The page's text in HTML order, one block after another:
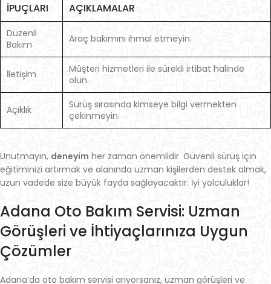
İPUÇLARI AÇIKLAMALAR
Düzenli
Bakım
Araç bakımını ihmal etmeyin.
İletişim
Müşteri hizmetleri ile sürekli irtibat halinde
olun.
Açıklık
Sürüş sırasında kimseye bilgi vermekten
çekinmeyin.
Unutmayın, deneyim her zaman önemlidir. Güvenli sürüş için
eğitiminizi artırmak ve alanında uzman kişilerden destek almak,
uzun vadede size büyük fayda sağlayacaktır. İyi yolculuklar!
Adana Oto Bakım Servisi: Uzman
Görüşleri ve İhtiyaçlarınıza Uygun
Çözümler
Adana’da oto bakım servisi arıyorsanız, uzman görüşleri ve